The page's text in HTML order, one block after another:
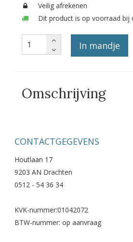
Veilig afrekenen
Dit product is op voorraad bij
In mandje
Omschrijving
CONTACTGEGEVENS
Houtlaan 17
9203 AN Drachten
0512 - 54 36 34
KVK-nummer:01042072
BTW-nummer: op aanvraag